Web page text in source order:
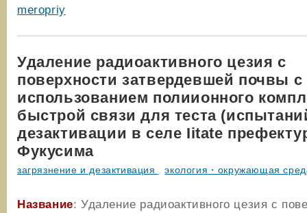
meropriy
Удаление радиоактивного цезия с
поверхности затвердевшей почвы с
использованием полиионного
быстрой связи для теста
дезактивации в селе Iitate
Фукусима
загрязнение и дезактивация ,экология・окружающая
Название: Удаление радиоактивного цезия с